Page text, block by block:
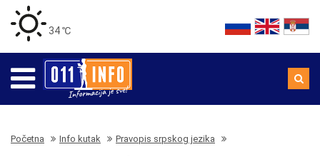
34 ℃
Početna Info kutak Pravopis srpskog jezika